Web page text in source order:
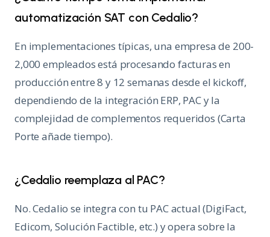
automatización SAT con Cedalio?
En implementaciones típicas, una empresa de 200-
2,000 empleados está procesando facturas en
producción entre 8 y 12 semanas desde el kickoff,
dependiendo de la integración ERP, PAC y la
complejidad de complementos requeridos (Carta
Porte añade tiempo).
¿Cedalio reemplaza al PAC?
No. Cedalio se integra con tu PAC actual (DigiFact,
Edicom, Solución Factible, etc.) y opera sobre la